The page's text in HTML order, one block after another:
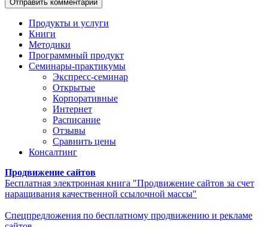
Продукты и услуги
Книги
Методики
Программный продукт
Семинары-практикумы
Экспресс-семинар
Открытые
Корпоративные
Интернет
Расписание
Отзывы
Сравнить цены
Консалтинг
Продвижение сайтов
Бесплатная электронная книга "Продвижение сайтов за счет
наращивания качественной ссылочной массы"
Спецпредложения по бесплатному продвижению и рекламе